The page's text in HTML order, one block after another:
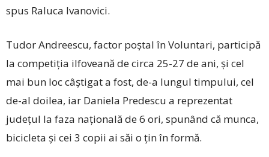
spus Raluca Ivanovici.
Tudor Andreescu, factor poștal în Voluntari, participă
la competiția ilfoveană de circa 25-27 de ani, și cel
mai bun loc câștigat a fost, de-a lungul timpului, cel
de-al doilea, iar Daniela Predescu a reprezentat
județul la faza națională de 6 ori, spunând că munca,
bicicleta și cei 3 copii ai săi o țin în formă.